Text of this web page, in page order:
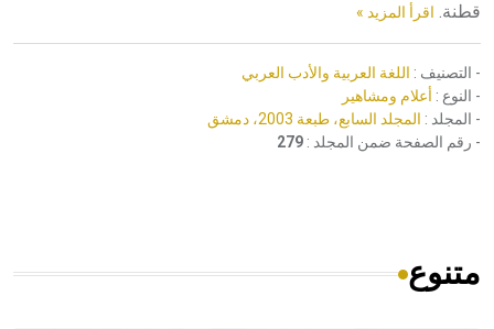
قطنة. اقرأ المزيد »
- التصنيف : اللغة العربية والأدب العربي
- النوع : أعلام ومشاهير
- المجلد : المجلد السابع، طبعة 2003، دمشق
- رقم الصفحة ضمن المجلد : 279
متنوع